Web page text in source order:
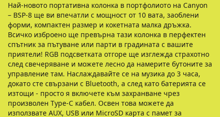
Най-новото портативна колонка в портфолиото на Canyon
– BSP-8 ще ви впечатли с мощност от 10 вата, заоблени
форми, компактен размер и кокетната малка дръжка.
Всичко изброено ще превърна тази колонка в перфектен
спътник за пътуване или парти в градината с вашите
приятели! RGB подсветката отгоре ще изглежда страхотно
след свечеряване и можете лесно да намерите бутоните за
управление там. Наслаждавайте се на музика до 3 часа,
докато сте свързани с Bluetooth, а след като батерията се
изтощи - просто я включете към захранване чрез
произволен Type-C кабел. Освен това можете да
използвате AUX, USB или MicroSD карта с памет за